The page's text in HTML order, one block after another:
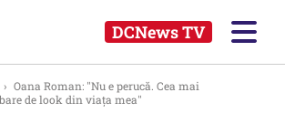
DCNews TV
› Oana Roman: ''Nu e perucă. Cea mai
de look din viața mea''